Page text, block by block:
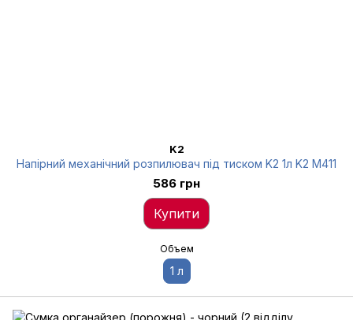
K2
Напірний механічний розпилювач під тиском K2 1л K2 M411
586 грн
Купити
Объем
1 л